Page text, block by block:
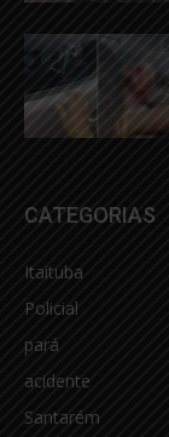
CATEGORIAS
Itaituba
Policial
pará
acidente
Santarém